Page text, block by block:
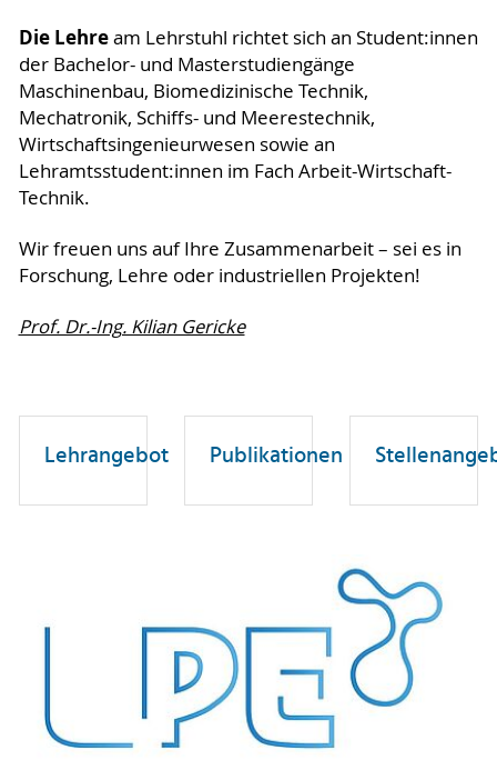
Die Lehream Lehrstuhl richtet sich an Student:innen
der Bachelor- und Masterstudiengänge
Maschinenbau, Biomedizinische Technik,
Mechatronik, Schiffs- und Meerestechnik,
Wirtschaftsingenieurwesen sowie an
Lehramtsstudent:innen im Fach Arbeit-Wirtschaft-
Technik.
Wir freuen uns auf Ihre Zusammenarbeit – sei es in
Forschung, Lehre oder industriellen Projekten!
Prof. Dr.-Ing. Kilian Gericke
Lehrangebot Publikationen